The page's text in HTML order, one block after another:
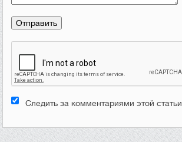
Следить за комментариями этой статьи